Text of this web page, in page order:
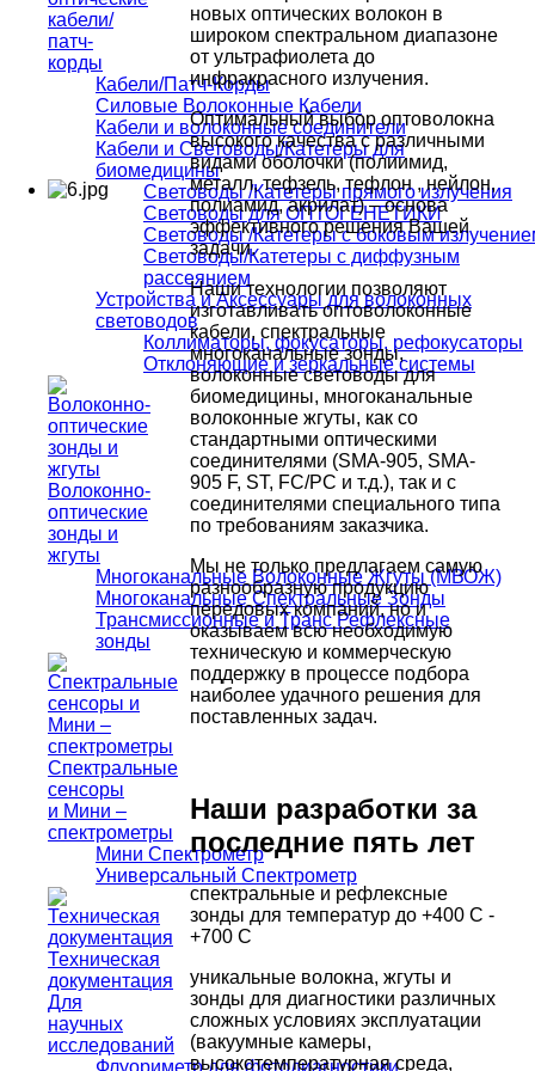
новых оптических волокон в
широком спектральном диапазоне
от ультрафиолета до
инфракрасного излучения.
Оптимальный выбор оптоволокна
высокого качества с различными
видами оболочки (полиимид,
металл, тефзель, тефлон , нейлон,
полиамид, акрилат) – основа
эффективного решения Вашей
задачи.
Наши технологии позволяют
изготавливать оптоволоконные
кабели, спектральные
многоканальные зонды,
волоконные световоды для
биомедицины, многоканальные
волоконные жгуты, как со
стандартными оптическими
соединителями (SMA-905, SMA-
905 F, ST, FC/PC и т.д.), так и с
соединителями специального типа
по требованиям заказчика.
Мы не только предлагаем самую
разнообразную продукцию
передовых компаний, но и
оказываем всю необходимую
техническую и коммерческую
поддержку в процессе подбора
наиболее удачного решения для
поставленных задач.
Наши разработки за
последние пять лет
спектральные и рефлексные
зонды для температур до +400 С -
+700 С
уникальные волокна, жгуты и
зонды для диагностики различных
сложных условиях эксплуатации
(вакуумные камеры,
высокотемпературная среда,
кабели/
патч-
корды
Кабели/Патч-Корды
Силовые Волоконные Кабели
Кабели и волоконные соединители
Кабели и Световоды/Катетеры для
биомедицины
Световоды /Катетеры прямого излучения
Световоды для ОПТОГЕНЕТИКИ
Световоды /Катетеры с боковым
Световоды/Катетеры с диффузным
рассеянием
Устройства и Аксессуары для волоконных
световодов
Коллиматоры, фокусаторы, рефокусаторы
Отклоняющие и зеркальные системы
Волоконно-
оптические
зонды и
жгуты
Многоканальные Волоконные Жгуты (МВОЖ)
Многоканальные Спектральные Зонды
Трансмиссионные и Транс Рефлексные
зонды
Спектральные
сенсоры
и Мини –
спектрометры
Мини Спектрометр
Универсальный Спектрометр
Техническая
документация
Для
научных
исследований
Флуориметр для фотодиагностики